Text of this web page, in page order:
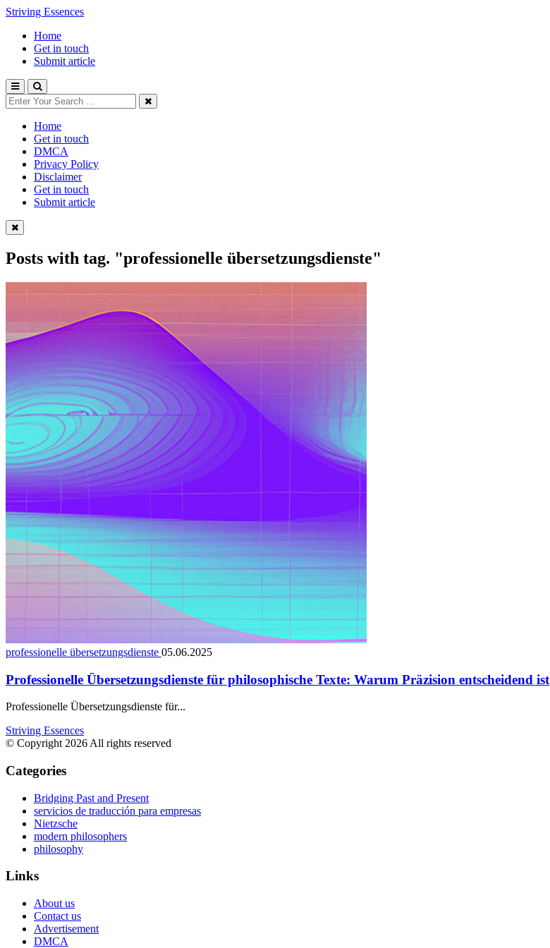
Striving Essences
Home
Get in touch
Submit article
Home
Get in touch
DMCA
Privacy Policy
Disclaimer
Get in touch
Submit article
Posts with tag. "professionelle übersetzungsdienste"
professionelle übersetzungsdienste 05.06.2025
Professionelle Übersetzungsdienste für philosophische Texte: Warum Präzision entscheidend ist
Professionelle Übersetzungsdienste für...
Striving Essences
© Copyright 2026 All rights reserved
Categories
Bridging Past and Present
servicios de traducción para empresas
Nietzsche
modern philosophers
philosophy
Links
About us
Contact us
Advertisement
DMCA